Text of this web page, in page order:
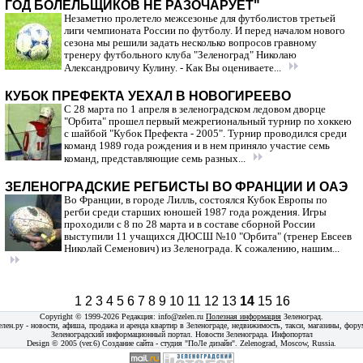
ГОД БОЛЕЛЬЩИКОВ НЕ РАЗОЧАРУЕТ"
Незаметно пролетело межсезонье для футболистов третьей
лиги чемпионата России по футболу. И перед началом нового
сезона мы решили задать несколько вопросов гравному
тренеру футбольного клуба "Зеленоград" Николаю
Александровичу Кулину. - Как Вы оцениваете...
КУБОК ПРЕФЕКТА УЕХАЛ В НОВОГИРЕЕВО
С 28 марта по 1 апреля в зеленоградском ледовом дворце
"Орбита" прошел первый межрегиональный турнир по хоккею
с шайбой "Кубок Префекта - 2005". Турнир проводился среди
команд 1989 года рождения и в нем приняло участие семь
команд, представляющие семь разных...
ЗЕЛЕНОГРАДСКИЕ РЕГБИСТЫ ВО ФРАНЦИИ И ОАЭ
Во Франции, в городе Лилль, состоялся Кубок Европы по
регби среди старших юношей 1987 года рождения. Игры
проходили с 8 по 28 марта и в составе сборной России
выступили 11 учащихся ДЮСШ №10 "Орбита" (тренер Евсеев
Николай Семенович) из Зеленограда. К сожалению, нашим...
1 2 3 4 5 6 7 8 9 10 11 12 13 14 15 16
Copyright © 1999-2026 Редакция: info@zelen.ru Полезная информация Зеленоград
- новости, афиша, продажа и аренда квартир в Зеленограде, недвижимость, такси, магазины,
Зеленоградский информационный портал. Новости Зеленограда. Инфопортал
Design © 2005 (ver.6) Создание сайта - студия "ПоЛе дизайн" . Zelenograd, Moscow, Russia.